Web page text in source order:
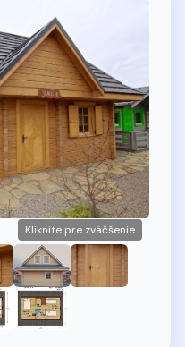
Kliknite pre zväčšenie